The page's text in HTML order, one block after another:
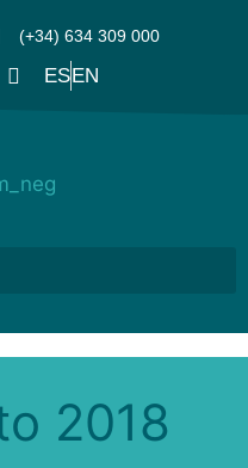
(+34) 634 309 000
ESEN
2018